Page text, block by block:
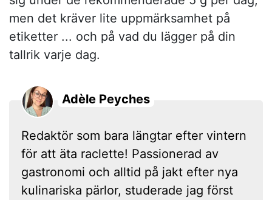
men det kräver lite uppmärksamhet på
etiketter ... och på vad du lägger på din
tallrik varje dag.
Adèle Peyches
Redaktör som bara längtar efter vintern
för att äta raclette! Passionerad av
gastronomi och alltid på jakt efter nya
kulinariska pärlor, studerade jag först